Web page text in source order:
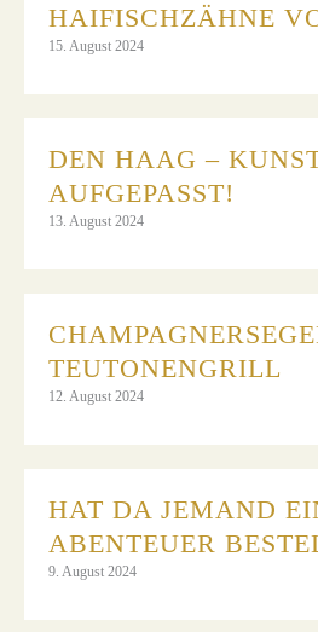
HAIFISCHZÄHNE
15. August 2024
DEN HAAG –
AUFGEPASST!
13. August 2024
TEUTONENGRILL
12. August 2024
HAT DA JEMAND
ABENTEUER
9. August 2024